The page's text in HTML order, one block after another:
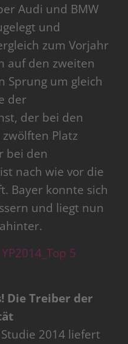
Audi und BMW
und
zum Vorjahr
auf den zweiten
Sprung um gleich
der
der bei den
Platz
bei den
nach wie vor die
Bayer konnte sich
und liegt nun
Die Treiber der
2014 liefert